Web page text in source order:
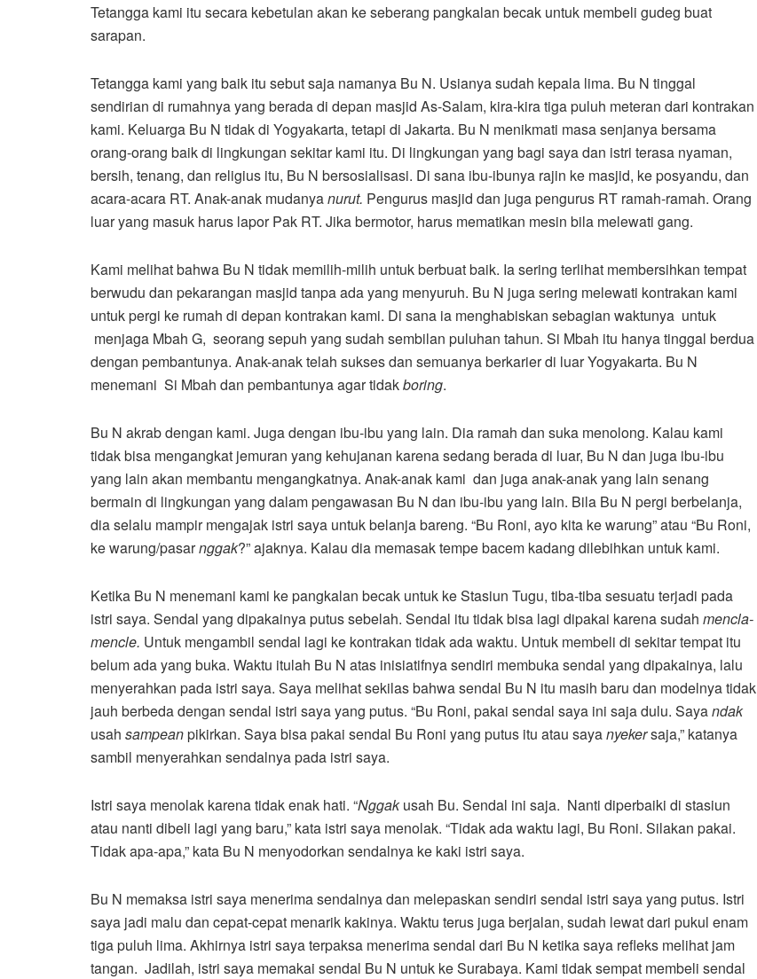
Tetangga kami itu secara kebetulan akan ke seberang pangkalan becak untuk membeli gudeg buat
sarapan.
Tetangga kami yang baik itu sebut saja namanya Bu N. Usianya sudah kepala lima. Bu N tinggal
sendirian di rumahnya yang berada di depan masjid As-Salam, kira-kira tiga puluh meteran dari kontrakan
kami. Keluarga Bu N tidak di Yogyakarta, tetapi di Jakarta. Bu N menikmati masa senjanya bersama
orang-orang baik di lingkungan sekitar kami itu. Di lingkungan yang bagi saya dan istri terasa nyaman,
bersih, tenang, dan religius itu, Bu N bersosialisasi. Di sana ibu-ibunya rajin ke masjid, ke posyandu, dan
acara-acara RT. Anak-anak mudanyanurut. Pengurus masjid dan juga pengurus RT ramah-ramah. Orang
luar yang masuk harus lapor Pak RT. Jika bermotor, harus mematikan mesin bila melewati gang.
Kami melihat bahwa Bu N tidak memilih-milih untuk berbuat baik. Ia sering terlihat membersihkan tempat
berwudu dan pekarangan masjid tanpa ada yang menyuruh. Bu N juga sering melewati kontrakan kami
untuk pergi ke rumah di depan kontrakan kami. Di sana ia menghabiskan sebagian waktunya untuk
menjaga Mbah G, seorang sepuh yang sudah sembilan puluhan tahun. Si Mbah itu hanya tinggal berdua
dengan pembantunya. Anak-anak telah sukses dan semuanya berkarier di luar Yogyakarta. Bu N
menemani Si Mbah dan pembantunya agar tidakboring.
Bu N akrab dengan kami. Juga dengan ibu-ibu yang lain. Dia ramah dan suka menolong. Kalau kami
tidak bisa mengangkat jemuran yang kehujanan karena sedang berada di luar, Bu N dan juga ibu-ibu
yang lain akan membantu mengangkatnya. Anak-anak kami dan juga anak-anak yang lain senang
bermain di lingkungan yang dalam pengawasan Bu N dan ibu-ibu yang lain. Bila Bu N pergi berbelanja,
dia selalu mampir mengajak istri saya untuk belanja bareng. “Bu Roni, ayo kita ke warung” atau “Bu Roni,
ke warung/pasarnggak?” ajaknya. Kalau dia memasak tempe bacem kadang dilebihkan untuk kami.
Ketika Bu N menemani kami ke pangkalan becak untuk ke Stasiun Tugu, tiba-tiba sesuatu terjadi pada
istri saya. Sendal yang dipakainya putus sebelah. Sendal itu tidak bisa lagi dipakai karena sudah mencla-
mencle. Untuk mengambil sendal lagi ke kontrakan tidak ada waktu. Untuk membeli di sekitar tempat itu
belum ada yang buka. Waktu itulah Bu N atas inisiatifnya sendiri membuka sendal yang dipakainya, lalu
menyerahkan pada istri saya. Saya melihat sekilas bahwa sendal Bu N itu masih baru dan modelnya tidak
jauh berbeda dengan sendal istri saya yang putus. “Bu Roni, pakai sendal saya ini saja dulu. Sayandak
usah sampeanpikirkan. Saya bisa pakai sendal Bu Roni yang putus itu atau sayanyekersaja,” katanya
sambil menyerahkan sendalnya pada istri saya.
Istri saya menolak karena tidak enak hati. “Nggakusah Bu. Sendal ini saja. Nanti diperbaiki di stasiun
atau nanti dibeli lagi yang baru,” kata istri saya menolak. “Tidak ada waktu lagi, Bu Roni. Silakan pakai.
Tidak apa-apa,” kata Bu N menyodorkan sendalnya ke kaki istri saya.
Bu N memaksa istri saya menerima sendalnya dan melepaskan sendiri sendal istri saya yang putus. Istri
saya jadi malu dan cepat-cepat menarik kakinya. Waktu terus juga berjalan, sudah lewat dari pukul enam
tiga puluh lima. Akhirnya istri saya terpaksa menerima sendal dari Bu N ketika saya refleks melihat jam
tangan. Jadilah, istri saya memakai sendal Bu N untuk ke Surabaya. Kami tidak sempat membeli sendal